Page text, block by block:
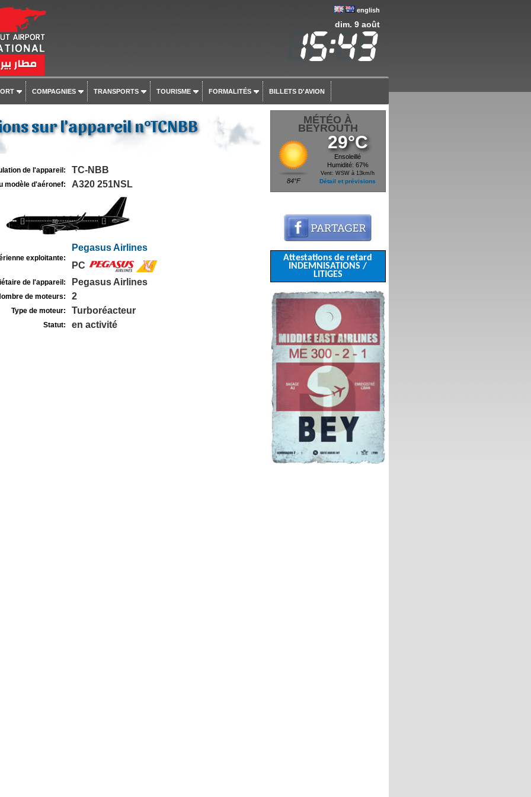
english
dim. 9 août
COMPAGNIES TRANSPORTS TOURISME FORMALITÉS BILLETS D'AVION
sur l'appareil n°TCNBB
de l'appareil: TC-NBB
modèle d'aéronef: A320 251NSL
exploitante:
Pegasus Airlines
PC
de l'appareil: Pegasus Airlines
de moteurs: 2
Type de moteur: Turboréacteur
Statut: en activité
MÉTÉO À
BEYROUTH
84°F
29°C
Ensoleillé
Humidité: 67%
Vent: WSW à 13km/h
Détail et prévisions
Attestations de retard
INDEMNISATIONS /
LITIGES